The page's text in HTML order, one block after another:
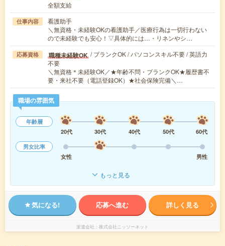
全額支給
仕事内容
看護助手
＼無資格・未経験OKの看護助手／医療行為は一切行わない
ので未経験でも安心！▽具体的には…・リネンやシ…
応募資格 職種未経験OK / ブランクOK / パソコンスキル不要 / 英語力
不要
＼無資格＊未経験OK／★年齢不問・ブランクOK★履歴書不
要・来社不要（電話登録OK）★社会保険完備＼…
職場の雰囲気
年齢層
20代
30代 40代 50代
60代
男女比率
女性
男性
もっと見る
気になる! 応募へ進む 詳しく見る
派遣会社 株式会社ニッソーネット